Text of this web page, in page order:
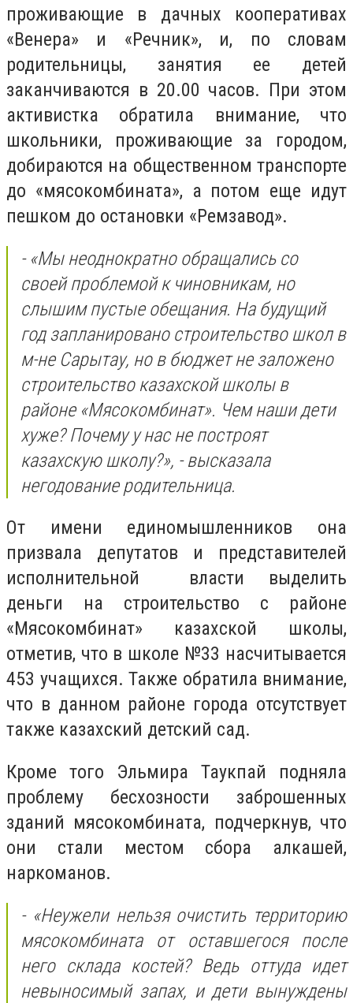
проживающие в дачных кооперативах
«Венера» и «Речник», и, по словам
родительницы, занятия ее детей
заканчиваются в 20.00 часов. При этом
активистка обратила внимание, что
школьники, проживающие за городом,
добираются на общественном транспорте
до «мясокомбината», а потом еще идут
пешком до остановки «Ремзавод».
- «Мы неоднократно обращались со
своей проблемой к чиновникам, но
слышим пустые обещания. На будущий
год запланировано строительство школ в
м-не Сарытау, но в бюджет не заложено
строительство казахской школы в
районе «Мясокомбинат». Чем наши дети
хуже? Почему у нас не построят
казахскую школу?», - высказала
негодование родительница.
От имени единомышленников она
призвала депутатов и представителей
исполнительной власти выделить
деньги на строительство с районе
«Мясокомбинат» казахской школы,
отметив, что в школе №33 насчитывается
453 учащихся. Также обратила внимание,
что в данном районе города отсутствует
также казахский детский сад.
Кроме того Эльмира Таукпай подняла
проблему бесхозности заброшенных
зданий мясокомбината, подчеркнув, что
они стали местом сбора алкашей,
наркоманов.
- «Неужели нельзя очистить территорию
мясокомбината от оставшегося после
него склада костей? Ведь оттуда идет
невыносимый запах, и дети вынуждены